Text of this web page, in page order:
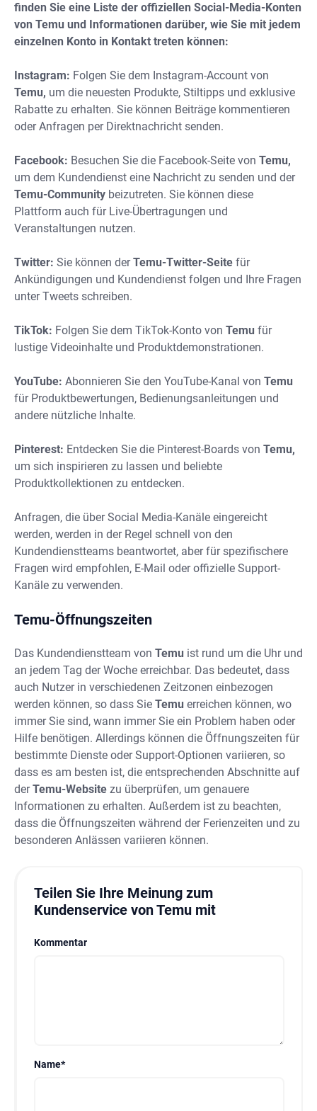
finden Sie eine Liste der offiziellen Social-Media-Konten
von Temu und Informationen darüber, wie Sie mit jedem
einzelnen Konto in Kontakt treten können:
Instagram: Folgen Sie dem Instagram-Account von
Temu, um die neuesten Produkte, Stiltipps und exklusive
Rabatte zu erhalten. Sie können Beiträge kommentieren
oder Anfragen per Direktnachricht senden.
Facebook: Besuchen Sie die Facebook-Seite von Temu,
um dem Kundendienst eine Nachricht zu senden und der
Temu-Community beizutreten. Sie können diese
Plattform auch für Live-Übertragungen und
Veranstaltungen nutzen.
Twitter: Sie können derTemu-Twitter-Seite für
Ankündigungen und Kundendienst folgen und Ihre Fragen
unter Tweets schreiben.
TikTok: Folgen Sie dem TikTok-Konto von Temu für
lustige Videoinhalte und Produktdemonstrationen.
YouTube: Abonnieren Sie den YouTube-Kanal von Temu
für Produktbewertungen, Bedienungsanleitungen und
andere nützliche Inhalte.
Pinterest: Entdecken Sie die Pinterest-Boards von Temu,
um sich inspirieren zu lassen und beliebte
Produktkollektionen zu entdecken.
Anfragen, die über Social Media-Kanäle eingereicht
werden, werden in der Regel schnell von den
Kundendienstteams beantwortet, aber für spezifischere
Fragen wird empfohlen, E-Mail oder offizielle Support-
Kanäle zu verwenden.
Temu-Öffnungszeiten
Das Kundendienstteam von Temu ist rund um die Uhr und
an jedem Tag der Woche erreichbar. Das bedeutet, dass
auch Nutzer in verschiedenen Zeitzonen einbezogen
werden können, so dass Sie Temu erreichen können, wo
immer Sie sind, wann immer Sie ein Problem haben oder
Hilfe benötigen. Allerdings können die Öffnungszeiten für
bestimmte Dienste oder Support-Optionen variieren, so
dass es am besten ist, die entsprechenden Abschnitte auf
derTemu-Website zu überprüfen, um genauere
Informationen zu erhalten. Außerdem ist zu beachten,
dass die Öffnungszeiten während der Ferienzeiten und zu
besonderen Anlässen variieren können.
Teilen Sie Ihre Meinung zum
Kundenservice von Temu mit
Kommentar
Name*